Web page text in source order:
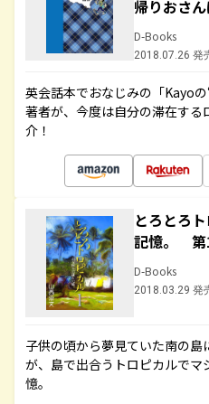
帰りおさ
D-Books
2018.07.26 発
英会話本でおなじみの「Kayo
著者が、今度は自分の滞在す
介！
とろとろ
記憶。 第
D-Books
2018.03.29 発
子供の頃から夢見ていた南の
が、島で出合うトロピカルで
憶。